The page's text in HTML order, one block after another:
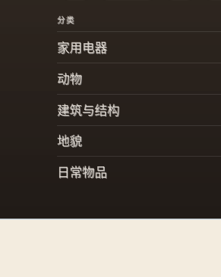
分类
家用电器
动物
建筑与结构
地貌
日常物品